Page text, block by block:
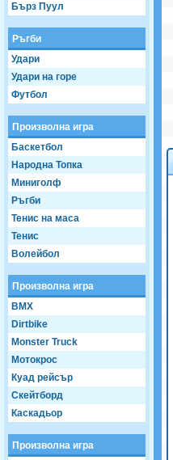
Бърз Пуул
Ръгби
Удари
Удари на горе
Футбол
Произволна игра
Баскетбол
Народна Топка
Миниголф
Ръгби
Тенис на маса
Тенис
Волейбол
Произволна игра
BMX
Dirtbike
Monster Truck
Мотокрос
Куад рейсър
Скейтборд
Каскадьор
Произволна игра